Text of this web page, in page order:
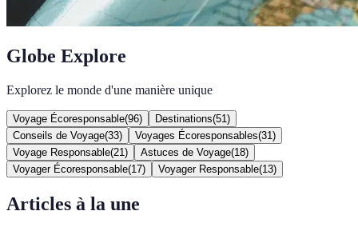
Globe Explore
Explorez le monde d'une manière unique
Voyage Écoresponsable(96) Destinations(51 )
Conseils de Voyage(33) Voyages Écoresponsables(31 )
Voyage Responsable(21 ) Astuces de Voyage(18)
Voyager Écoresponsable(17) Voyager Responsable(13)
Articles à la une